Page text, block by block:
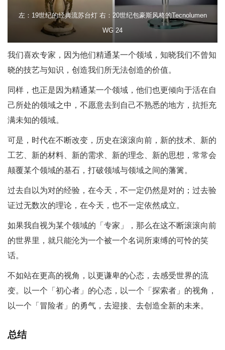
左：19世纪的经典流苏台灯 右：20世纪包豪斯风格的Tecnolumen
WG 24
我们喜欢专家，因为他们精通某一个领域，知晓我们不曾知
晓的技艺与知识，创造我们所无法创造的价值。
同样，也正是因为精通某一个领域，他们也更倾向于活在自
己所处的领域之中，不愿意去到自己不熟悉的地方，抗拒充
满未知的领域。
可是，时代在不断改变，历史在滚滚向前，新的技术、新的
工艺、新的材料、新的需求、新的理念、新的思想，常常会
颠覆某个领域的基石，打破领域与领域之间的藩篱。
过去自以为对的经验，在今天，不一定仍然是对的；过去验
证过无数次的理论，在今天，也不一定依然成立。
如果我自视为某个领域的「专家」，那么在这不断滚滚向前
的世界里，就只能沦为一个被一个名词所束缚的可怜的笑
话。
不如站在更高的视角，以更谦卑的心态，去感受世界的流
变。以一个「初心者」的心态，以一个「探索者」的视角，
以一个「冒险者」的勇气，去迎接、去创造全新的未来。
总结